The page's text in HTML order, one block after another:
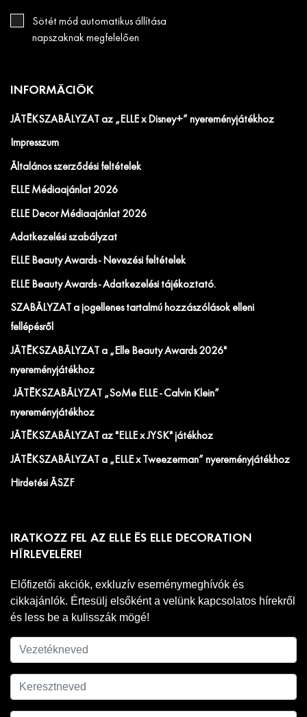
Sötét mód automatikus állítása
napszaknak megfelelően
INFORMÁCIÓK
JÁTÉKSZABÁLYZAT az „ELLE x Disney+” nyereményjátékhoz
Impresszum
Általános szerződési feltételek
ELLE Médiaajánlat 2026
ELLE Decor Médiaajánlat 2026
Adatkezelési szabályzat
ELLE Beauty Awards - Nevezési feltételek
ELLE Beauty Awards - Adatkezelési tájékoztató.
SZABÁLYZAT a jogellenes tartalmú hozzászólások elleni
fellépésről
JÁTÉKSZABÁLYZAT a „Elle Beauty Awards 2026"
nyereményjátékhoz
JÁTÉKSZABÁLYZAT „SoMe ELLE - Calvin Klein”
nyereményjátékhoz
JÁTÉKSZABÁLYZAT az "ELLE x JYSK" játékhoz
JÁTÉKSZABÁLYZAT a „ELLE x Tweezerman” nyereményjátékhoz
Hirdetési ÁSZF
IRATKOZZ FEL AZ ELLE ÉS ELLE DECORATION
HÍRLEVELÉRE!
Előfizetői akciók, exkluzív eseménymeghívók és
cikkajánlók. Értesülj elsőként a velünk kapcsolatos hírekről
és less be a kulisszák mögé!